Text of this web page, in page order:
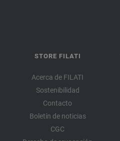
STORE FILATI
Acerca de FILATI
Sostenibilidad
Contacto
Boletín de noticias
CGC